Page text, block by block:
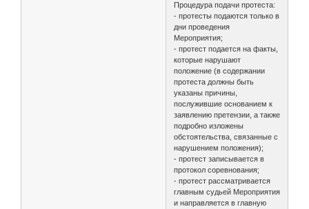
Процедура подачи протеста:
- протесты подаются только в
дни проведения
Мероприятия;
- протест подается на факты,
которые нарушают
положение (в содержании
протеста должны быть
указаны причины,
послужившие основанием к
заявлению претензии, а также
подробно изложены
обстоятельства, связанные с
нарушением положения);
- протест записывается в
протокол соревнования;
- протест рассматривается
главным судьей Мероприятия
и направляется в главную